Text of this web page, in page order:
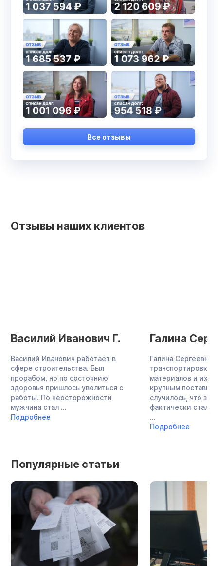
Все отзывы
Отзывы наших клиентов
Василий Иванович Г.
Василий Иванович работает в
сфере строительства. Был
прорабом, но по состоянию
здоровья пришлось уволиться с
работы. По неосторожности
мужчина стал ...
Подробнее
Галина
Галина Сергеевна
материалов и их
крупным
случилось, что
фактически стала
...
Подробнее
Популярные статьи